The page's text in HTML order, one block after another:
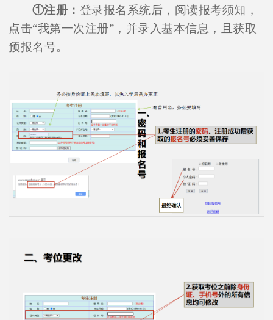
①注册： 登录报名系统后，阅读报考须知，
点击“我第一次注册”，并录入基本信息，且获取
预报名号。